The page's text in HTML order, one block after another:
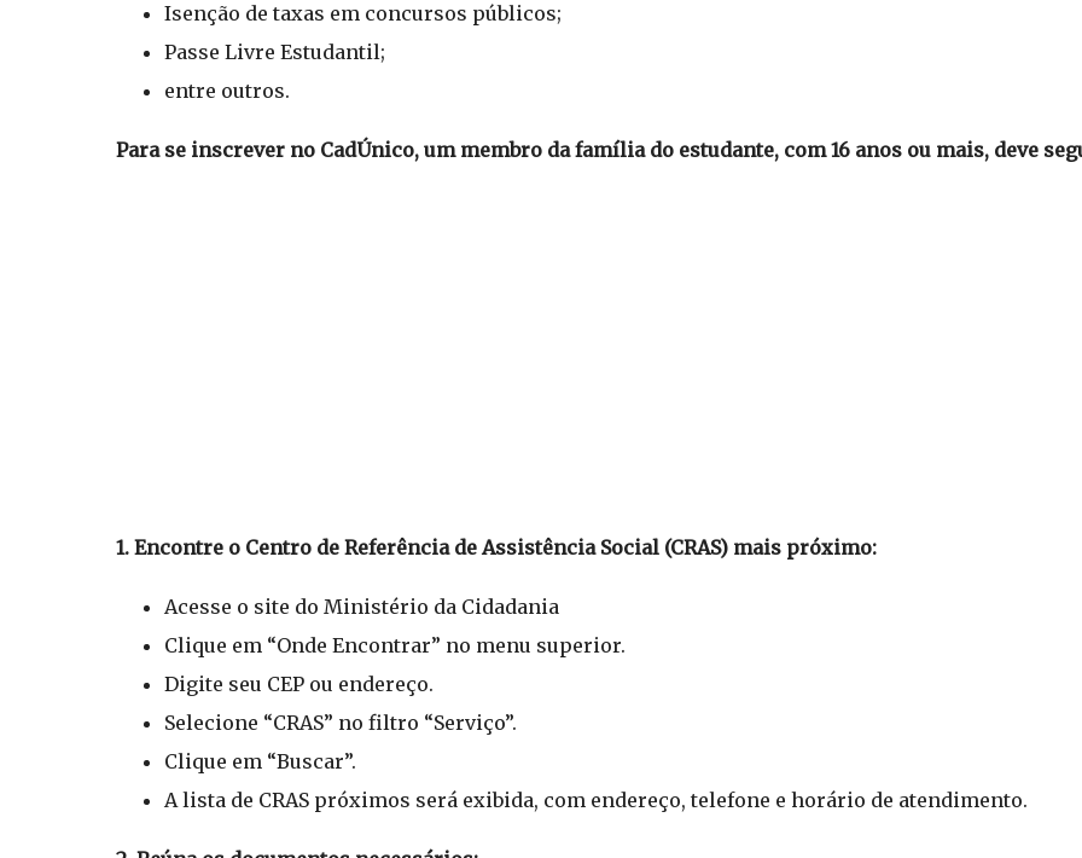
Isenção de taxas em concursos públicos;
Passe Livre Estudantil;
entre outros.
Para se inscrever no CadÚnico, um membro da família do estudante, com 16 anos ou mais, deve
1. Encontre o Centro de Referência de Assistência Social (CRAS) mais próximo:
Acesse o site do Ministério da Cidadania
Clique em “Onde Encontrar” no menu superior.
Digite seu CEP ou endereço.
Selecione “CRAS” no filtro “Serviço”.
Clique em “Buscar”.
A lista de CRAS próximos será exibida, com endereço, telefone e horário de atendimento.